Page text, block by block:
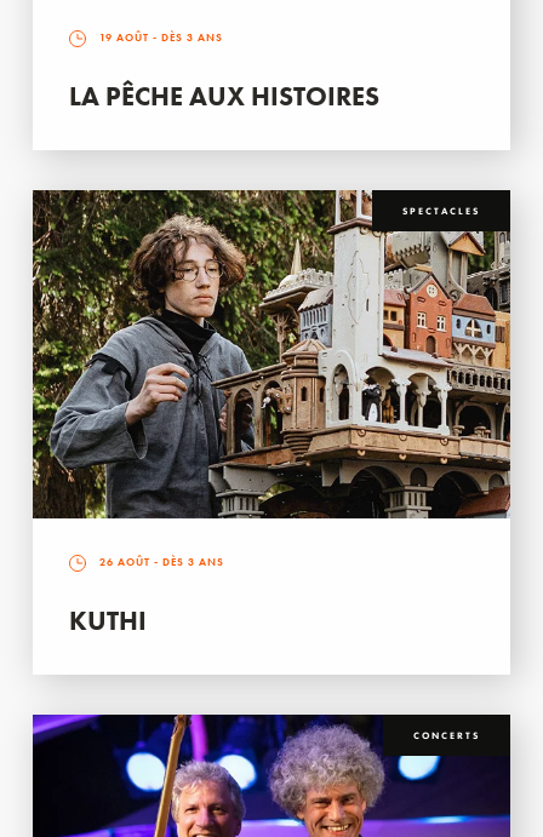
19 AOÛT - DÈS 3 ANS
LA PÊCHE AUX HISTOIRES
SPECTACLES
26 AOÛT - DÈS 3 ANS
KUTHI
CONCERTS